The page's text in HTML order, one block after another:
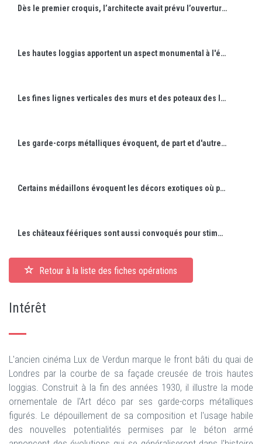
Dès le premier croquis, l’architecte avait prévu l’ouverture de boutiques au rez-de-chaussée.
Les hautes loggias apportent un aspect monumental à l'édifice. Le vide qu'elles créent, interrompu par de fins poteaux de béton, habille la façade.
Les fines lignes verticales des murs et des poteaux des loggias tranchent avec la composition des immeubles voisins et trouvent leur équilibre par les horizontales du balcon et de la corniche.
Les garde-corps métalliques évoquent, de part et d'autre d'un projecteur cinématographique, les aventures dans lesquelles nous entraîne le Septième art.
Certains médaillons évoquent les décors exotiques où prennent place les films hollywoodiens. Ici la jungle.
Les châteaux féériques sont aussi convoqués pour stimuler l'imaginaire des spectateurs avant leur entrée en salle.
Retour à la liste des fiches opérations
Intérêt
L'ancien cinéma Lux de Verdun marque le front bâti du quai de
Londres par la courbe de sa façade creusée de trois hautes
loggias. Construit à la fin des années 1930, il illustre la mode
ornementale de l'Art déco par ses garde-corps métalliques
figurés. Le dépouillement de sa composition et l'usage habile
des nouvelles potentialités permises par le béton armé